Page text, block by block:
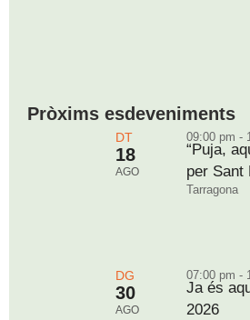
Pròxims esdeveniments
DT
18
AGO
09:00 pm -
“Puja,
per Sant
Tarragona
DG
30
AGO
07:00 pm -
Ja és
2026